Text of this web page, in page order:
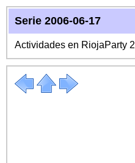
Serie 2006-06-17
Actividades en RiojaParty